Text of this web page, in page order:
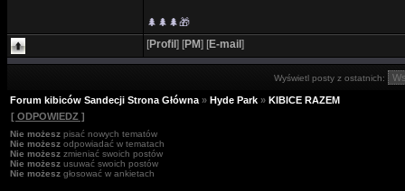
🌲🌲🌲🎁
[Profil ] [PM] [E-mail ]
Wyświetl posty z ostatnich:
Forum kibiców Sandecji Strona Główna » Hyde Park » KIBICE RAZEM
[ ODPOWIEDZ ]
Nie możesz pisać nowych tematów
Nie możesz odpowiadać w tematach
Nie możesz zmieniać swoich postów
Nie możesz usuwać swoich postów
Nie możesz głosować w ankietach